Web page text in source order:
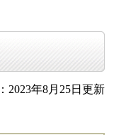
2023年8月25日更新